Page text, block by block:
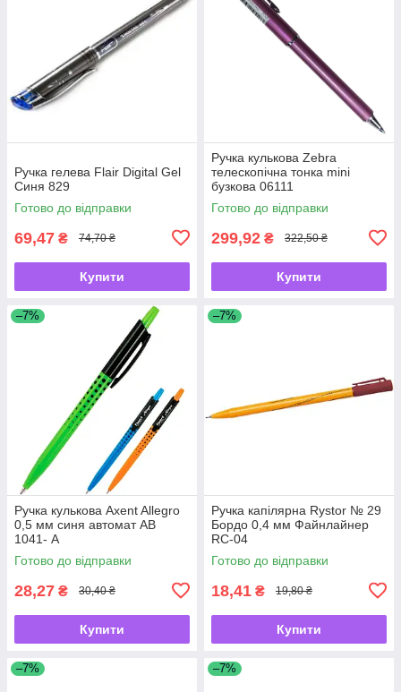
Ручка гелева Flair Digital Gel
Синя 829
Готово до відправки
69,47 ₴ 74,70 ₴
Купити
Ручка кулькова Zebra
телескопічна тонка mini
бузкова 06111
Готово до відправки
299,92 ₴ 322,50 ₴
Купити
–7%
Ручка кулькова Axent Allegro
0,5 мм синя автомат АВ
1041- А
Готово до відправки
28,27 ₴ 30,40 ₴
Купити
–7%
Ручка капілярна Rystor № 29
Бордо 0,4 мм Файнлайнер
RC-04
Готово до відправки
18,41 ₴ 19,80 ₴
Купити
–7% –7%